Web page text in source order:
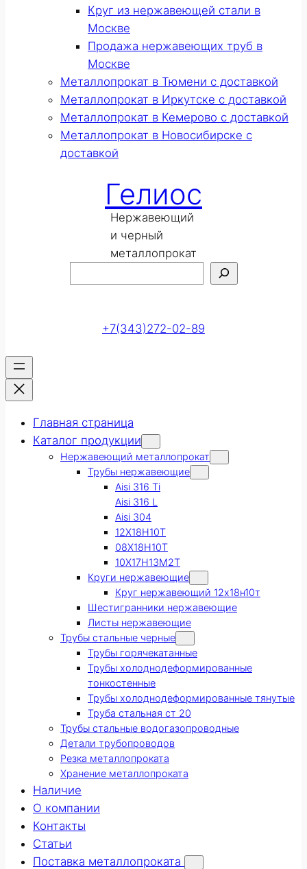
Круг из нержавеющей стали в
Москве
Продажа нержавеющих труб в
Москве
Металлопрокат в Тюмени с доставкой
Металлопрокат в Иркутске с доставкой
Металлопрокат в Кемерово с доставкой
Металлопрокат в Новосибирске с
доставкой
Гелиос
Нержавеющий
и черный
металлопрокат
+7(343)272-02-89
Главная страница
Каталог продукции
Нержавеющий металлопрокат
Трубы нержавеющие
Aisi 316 Ti
Aisi 316 L
Aisi 304
12Х18Н10Т
08Х18Н10Т
10Х17Н13М2Т
Круги нержавеющие
Круг нержавеющий 12х18н10т
Шестигранники нержавеющие
Листы нержавеющие
Трубы стальные черные
Трубы горячекатанные
Трубы холоднодеформированные
тонкостенные
Трубы холоднодеформированные тянутые
Труба стальная ст 20
Трубы стальные водогазопроводные
Детали трубопроводов
Резка металлопроката
Хранение металлопроката
Наличие
О компании
Контакты
Статьи
Поставка металлопроката